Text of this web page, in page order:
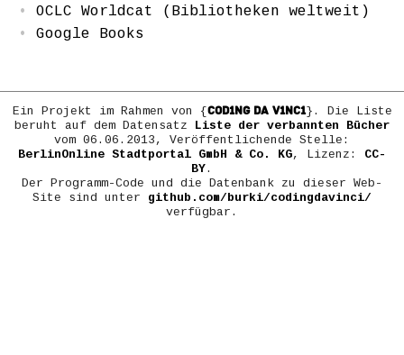
OCLC Worldcat (Bibliotheken weltweit)
Google Books
Ein Projekt im Rahmen von {COD1NG DA V1NC1}. Die Liste
beruht auf dem Datensatz Liste der verbannten Bücher
vom 06.06.2013, Veröffentlichende Stelle:
BerlinOnline Stadtportal GmbH & Co. KG, Lizenz: CC-
BY.
Der Programm-Code und die Datenbank zu dieser Web-
Site sind unter github.com/burki/codingdavinci/
verfügbar.